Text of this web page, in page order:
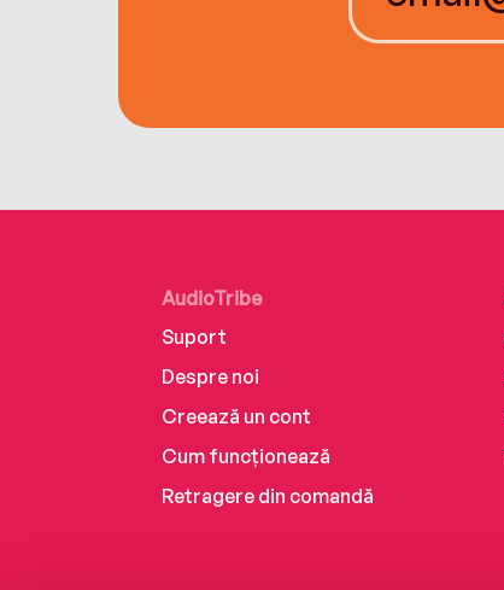
AudioTribe
Suport
Despre noi
Creează un cont
Cum funcționează
Retragere din comandă